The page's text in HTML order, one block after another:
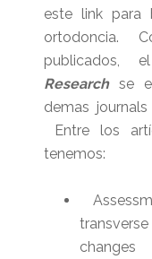
este link para
ortodoncia.
publicados,
Researchse
demas
Entre los
tenemos: